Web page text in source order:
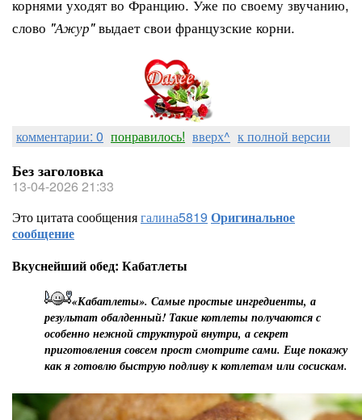
корнями уходят во Францию. Уже по своему звучанию,
слово "Ажур"выдает свои французские корни.
комментарии: 0 понравилось! вверх^ к полной версии
Без заголовка
13-04-2026 21:33
Это цитата сообщениягалина5819 Оригинальное
сообщение
Вкуснейший обед: Кабатлеты
«Кабатлеты». Самые простые ингредиенты, а
результат обалденный! Такие котлеты получаются с
особенно нежной структурой внутри, а секрет
приготовления совсем прост смотрите сами. Еще покажу
как я готовлю быструю подливу к котлетам или сосискам.